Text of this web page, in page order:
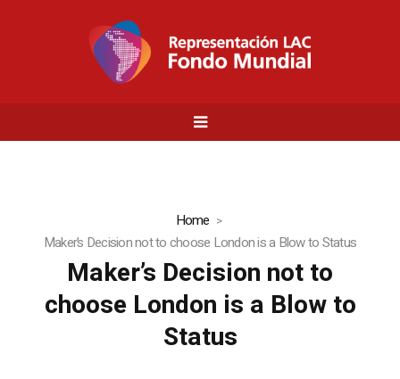
Home
Maker’s Decision not to choose London is a Blow to Status
Maker’s Decision not to
choose London is a Blow to
Status